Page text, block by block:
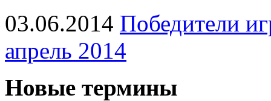
03.06.2014 Победители
апрель 2014
Новые термины